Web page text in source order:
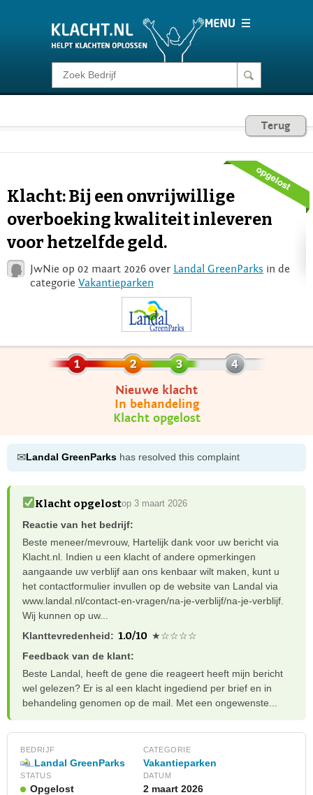
Klacht melden
Consumentenrecht
Voor Bedrijven
Terug
Klacht: Bij een onvrijwillige
overboeking kwaliteit inleveren
voor hetzelfde geld.
JwNie op 02 maart 2026 over Landal GreenParks in de
categorie Vakantieparken
Nieuwe klacht
In behandeling
Klacht opgelost
✉Landal GreenParks has resolved this complaint
Klacht opgelostop 3 maart 2026
Reactie van het bedrijf:
Beste meneer/mevrouw, Hartelijk dank voor uw bericht via
Klacht.nl. Indien u een klacht of andere opmerkingen
aangaande uw verblijf aan ons kenbaar wilt maken, kunt u
het contactformulier invullen op de website van Landal via
www.landal.nl/contact-en-vragen/na-je-verblijf/na-je-verblijf.
Wij kunnen op uw...
Klanttevredenheid: 1.0/10 ★☆☆☆☆
Feedback van de klant:
Beste Landal, heeft de gene die reageert heeft mijn bericht
wel gelezen? Er is al een klacht ingediend per brief en in
behandeling genomen op de mail. Met een ongewenste...
BEDRIJF
Landal GreenParks
CATEGORIE
Vakantieparken
STATUS
Opgelost
DATUM
2 maart 2026